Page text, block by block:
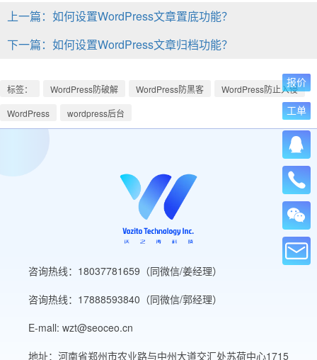
上一篇：如何设置WordPress文章置底功能？
下一篇：如何设置WordPress文章归档功能？
标签： WordPress防破解 WordPress防黑客
WordPress防止入侵
WordPress
wordpress后台
咨询热线：18037781659（同微信/姜经理）
咨询热线：17888593840（同微信/郭经理）
E-mall: wzt@seoceo.cn
地址：河南省郑州市农业路与中州大道交汇处苏荷中心1715
报价
工单